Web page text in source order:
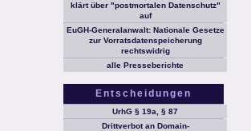
klärt über "postmortalen Datenschutz"
auf
EuGH-Generalanwalt: Nationale Gesetze
zur Vorratsdatenspeicherung
rechtswidrig
alle Presseberichte
Entscheidungen
UrhG § 19a, § 87
Drittverbot an Domain-